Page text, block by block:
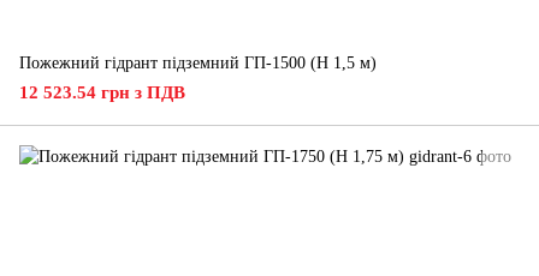
Пожежний гідрант підземний ГП-1500 (H 1,5 м)
12 523.54 грн з ПДВ